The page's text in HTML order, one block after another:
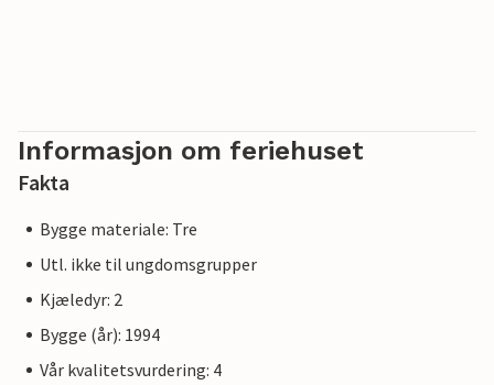
Informasjon om feriehuset
Fakta
Bygge materiale: Tre
Utl. ikke til ungdomsgrupper
Kjæledyr: 2
Bygge (år): 1994
Vår kvalitetsvurdering: 4